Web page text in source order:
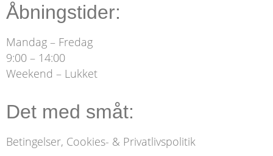
Åbningstider:
Mandag – Fredag
9:00 – 14:00
Weekend – Lukket
Det med småt:
Betingelser, Cookies- & Privatlivspolitik